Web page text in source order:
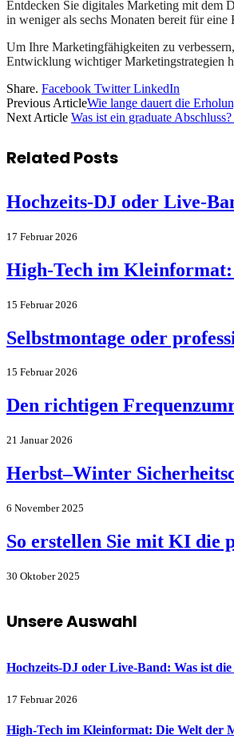
Entdecken Sie digitales Marketing mit dem
in weniger als sechs Monaten bereit für
Um Ihre Marketingfähigkeiten zu
Entwicklung wichtiger Marketingstrategien
Share. Facebook Twitter LinkedIn
Previous ArticleWie lange dauert die
Next Article Was ist ein graduate
Related Posts
Hochzeits-DJ oder Live-
17 Februar 2026
High-Tech im
15 Februar 2026
Selbstmontage oder
15 Februar 2026
Den richtigen
21 Januar 2026
Herbst–Winter
6 November 2025
So erstellen Sie mit KI die
30 Oktober 2025
Unsere Auswahl
Hochzeits-DJ oder Live-Band: Was ist
17 Februar 2026
High-Tech im Kleinformat: Die Welt der